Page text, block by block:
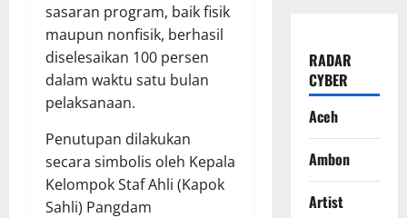
sasaran program, baik fisik
maupun nonfisik, berhasil
diselesaikan 100 persen
dalam waktu satu bulan
pelaksanaan.
Penutupan dilakukan
secara simbolis oleh Kepala
Kelompok Staf Ahli (Kapok
Sahli) Pangdam
RADAR
CYBER
Aceh
Ambon
Artist